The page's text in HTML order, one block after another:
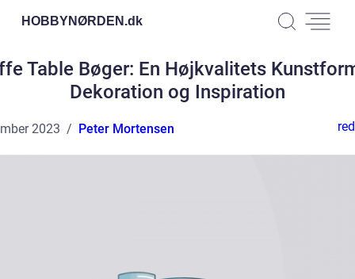
HOBBYNØRDEN.dk
Table Bøger: En Højkvalitets
Dekoration og Inspiration
2023 Peter Mortensen